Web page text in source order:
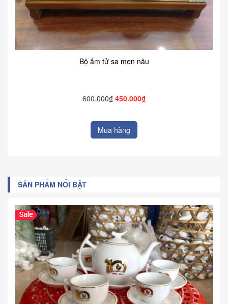
Bộ ấm tử sa men nâu
600.000₫ 450.000₫
Mua hàng
SẢN PHẨM NỔI BẬT